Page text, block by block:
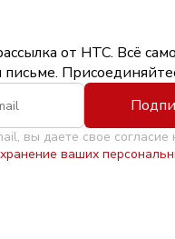
от НТС. Всё
вы даете свое согласие
ваших